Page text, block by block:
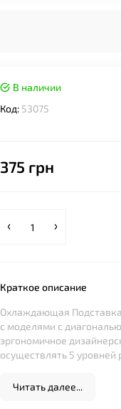
В наличии
Код: 53075
375 грн
Краткое описание
Охлаждающая Подставка
с моделями с
эргономичное
осуществлять 5 уровней
Читать далее...